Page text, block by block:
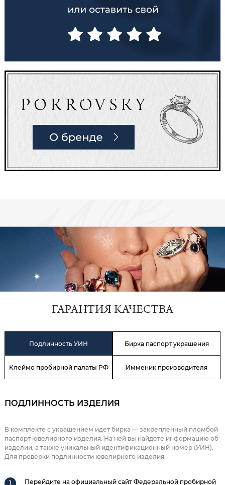
ГАРАНТИЯ КАЧЕСТВА
Подлинность УИН Бирка паспорт украшения
Клеймо пробирной палаты РФ Имменик производителя
ПОДЛИННОСТЬ ИЗДЕЛИЯ
В комплекте с украшением идет бирка — закрепленный пломбой
паспорт ювелирного изделия. На ней вы найдете информацию об
изделии, а также уникальный идентификационный номер (УИН).
Для проверки подлинности ювелирного изделия:
Перейдите на официальный сайт Федеральной пробирной